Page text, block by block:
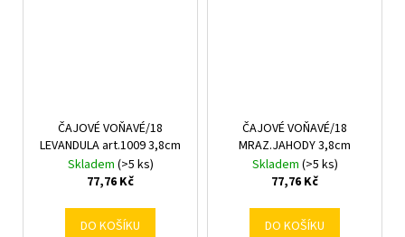
ČAJOVÉ VOŇAVÉ/18
LEVANDULA art.1009 3,8cm
Skladem (>5 ks)
77,76 Kč
DO KOŠÍKU
ČAJOVÉ VOŇAVÉ/18
MRAZ.JAHODY 3,8cm
Skladem (>5 ks)
77,76 Kč
DO KOŠÍKU